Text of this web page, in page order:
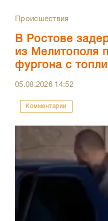
Происшествия
В Ростове
из Мелитополя
фургона с
05.08.2026 14:52
Комментарии